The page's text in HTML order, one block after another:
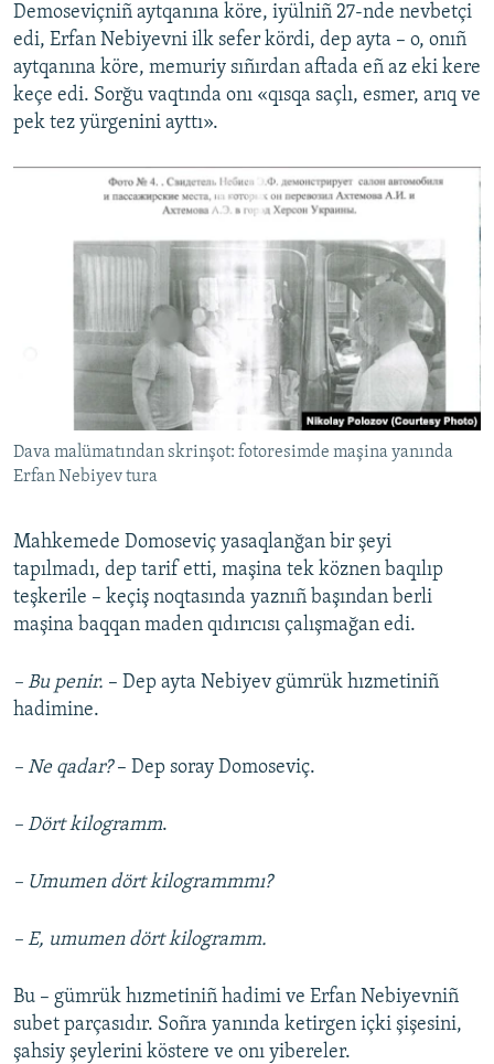
Demoseviçniñ aytqanına köre, iyülniñ 27-nde nevbetçi
edi, Erfan Nebiyevni ilk sefer kördi, dep ayta – o, onıñ
aytqanına köre, memuriy sıñırdan aftada eñ az eki kere
keçe edi. Sorğu vaqtında onı «qısqa saçlı, esmer, arıq ve
pek tez yürgenini ayttı».
Dava malümatından skrinşot: fotoresimde maşina yanında
Erfan Nebiyev tura
Mahkemede Domoseviç yasaqlanğan bir şeyi
tapılmadı, dep tarif etti, maşina tek köznen baqılıp
teşkerile – keçiş noqtasında yaznıñ başından berli
maşina baqqan maden qıdırıcısı çalışmağan edi.
– Bu penir. – Dep ayta Nebiyev gümrük hızmetiniñ
hadimine.
– Ne qadar?– Dep soray Domoseviç.
– Dört kilogramm.
– Umumen dört kilogrammmı?
– E, umumen dört kilogramm.
Bu – gümrük hızmetiniñ hadimi ve Erfan Nebiyevniñ
subet parçasıdır. Soñra yanında ketirgen içki şişesini,
şahsiy şeylerini köstere ve onı yibereler.